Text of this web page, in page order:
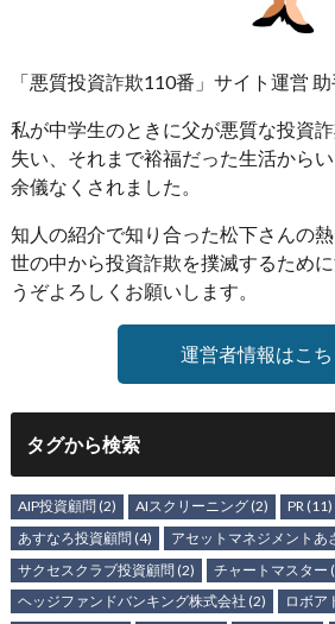
「悪質投資詐欺110番」サイト運営
私が中学生のときに父が悪質な投資
失い、それまで裕福だった生活から
余儀なくされました。
知人の紹介で知り合った松下さんの熱
世の中から投資詐欺を撲滅するため
うぞよろしくお願いします。
運営者情報はこち
タグから検索
AIP投資顧問 (2) AIスクリーニング (2) PR (11)
あすなろ投資顧問 (4) アセットマネジメントあ
サクセスクラブ投資顧問 (2) チャートマスター
ヘッジファンドバンキング株式会社 (2) ロボア